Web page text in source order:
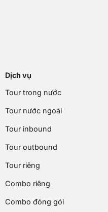
Dịch vụ
Tour trong nước
Tour nước ngoài
Tour inbound
Tour outbound
Tour riêng
Combo riêng
Combo đóng gói